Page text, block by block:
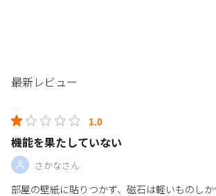
最新レビュー
1.0
機能を果たしていない
さかなさん
部屋の壁紙に貼りつかず、磁石は軽いものし